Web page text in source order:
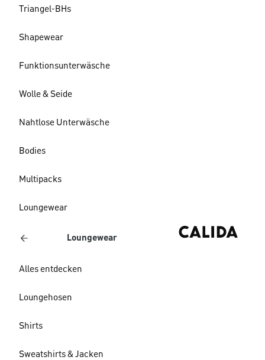
Triangel-BHs
Shapewear
Funktionsunterwäsche
Wolle & Seide
Nahtlose Unterwäsche
Bodies
Multipacks
Loungewear
Loungewear
Alles entdecken
Loungehosen
Shirts
Sweatshirts & Jacken